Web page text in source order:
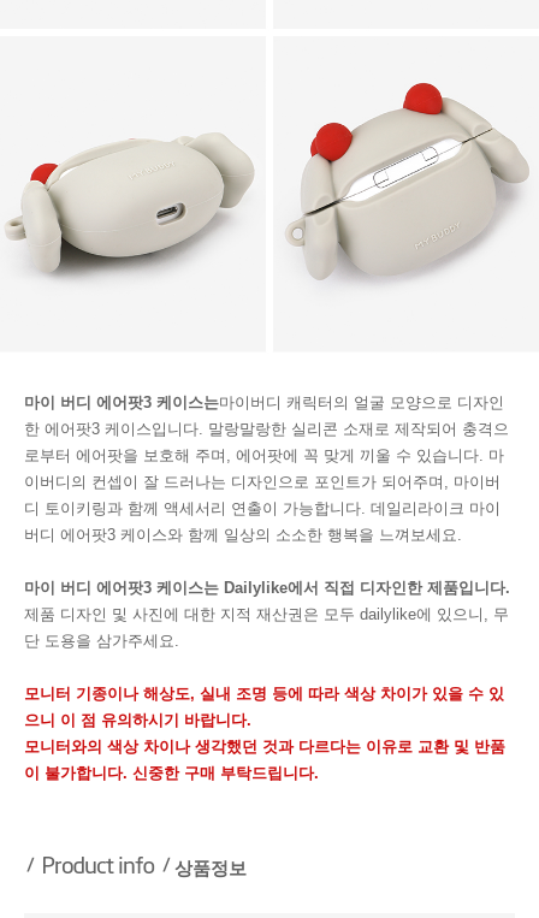
마이 버디 에어팟3 케이스는마이버디 캐릭터의 얼굴 모양으로 디자인
한 에어팟3 케이스입니다. 말랑말랑한 실리콘 소재로 제작되어 충격으
로부터 에어팟을 보호해 주며, 에어팟에 꼭 맞게 끼울 수 있습니다. 마
이버디의 컨셉이 잘 드러나는 디자인으로 포인트가 되어주며, 마이버
디 토이키링과 함께 액세서리 연출이 가능합니다. 데일리라이크 마이
버디 에어팟3 케이스와 함께 일상의 소소한 행복을 느껴보세요.
마이 버디 에어팟3 케이스는 Dailylike에서 직접 디자인한 제품입니다.
제품 디자인 및 사진에 대한 지적 재산권은 모두 dailylike에 있으니, 무
단 도용을 삼가주세요.
모니터 기종이나 해상도, 실내 조명 등에 따라 색상 차이가 있을 수 있
으니 이 점 유의하시기 바랍니다.
모니터와의 색상 차이나 생각했던 것과 다르다는 이유로 교환 및 반품
이 불가합니다. 신중한 구매 부탁드립니다.
상품정보